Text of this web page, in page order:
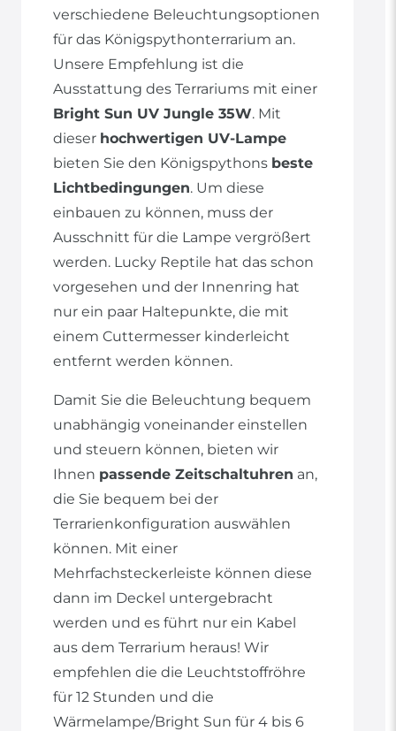
verschiedene Beleuchtungsoptionen
für das Königspythonterrarium an.
Unsere Empfehlung ist die
Ausstattung des Terrariums mit einer
Bright Sun UV Jungle 35W. Mit
dieser hochwertigen UV-Lampe
bieten Sie den Königspythons beste
Lichtbedingungen. Um diese
einbauen zu können, muss der
Ausschnitt für die Lampe vergrößert
werden. Lucky Reptile hat das schon
vorgesehen und der Innenring hat
nur ein paar Haltepunkte, die mit
einem Cuttermesser kinderleicht
entfernt werden können.
Damit Sie die Beleuchtung bequem
unabhängig voneinander einstellen
und steuern können, bieten wir
Ihnen passende Zeitschaltuhren an,
die Sie bequem bei der
Terrarienkonfiguration auswählen
können. Mit einer
Mehrfachsteckerleiste können diese
dann im Deckel untergebracht
werden und es führt nur ein Kabel
aus dem Terrarium heraus! Wir
empfehlen die die Leuchtstoffröhre
für 12 Stunden und die
Wärmelampe/Bright Sun für 4 bis 6